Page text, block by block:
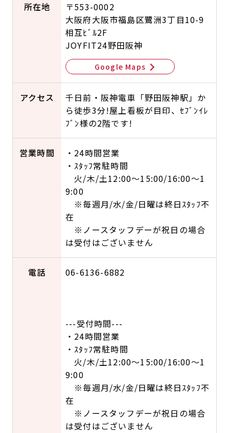
所在地
〒553-0002
大阪府大阪市福島区鷺洲3丁目10-9
相互ﾋﾞﾙ2F
JOYFIT24野田阪神
Google Maps
アクセス
千日前・阪神電車「野田阪神駅」か
ら徒歩3分!屋上看板が目印、ｾﾌﾞﾝｲﾚ
ﾌﾞﾝ様の2階です!
営業時間
・24時間営業
・ｽﾀｯﾌ常駐時間
火/木/土12:00～15:00/16:00～1
9:00
※毎週月/水/金/日曜は終日ｽﾀｯﾌ不
在
※ノースタッフデーが祝日の場合
は受付はございません
電話 06-6136-6882
---受付時間---
・24時間営業
・ｽﾀｯﾌ常駐時間
火/木/土12:00～15:00/16:00～1
9:00
※毎週月/水/金/日曜は終日ｽﾀｯﾌ不
在
※ノースタッフデーが祝日の場合
は受付はございません